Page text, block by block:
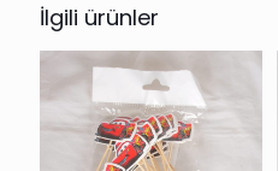
İlgili ürünler